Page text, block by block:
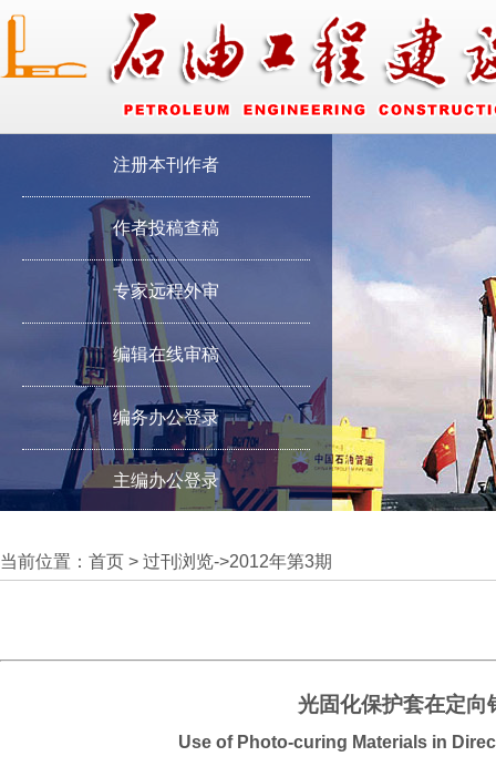
注册本刊作者
作者投稿查稿
专家远程外审
编辑在线审稿
编务办公登录
主编办公登录
当前位置： 首页 > 过刊浏览->2012年第3期
光固化保护套在定向
Use of Photo-curing Materials in